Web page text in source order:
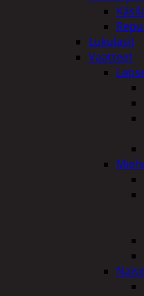
Lukulasit
Vaatteet